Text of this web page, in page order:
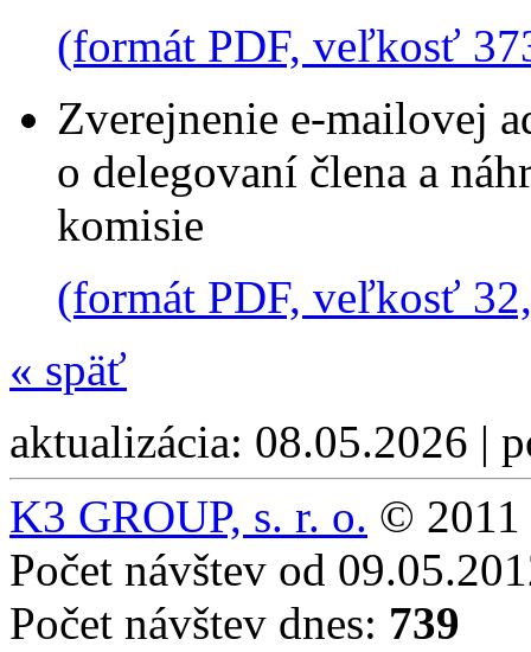
(formát PDF, veľkosť
Zverejnenie e-mailovej
o delegovaní člena a
komisie
(formát PDF, veľkosť
« späť
aktualizácia: 08.05.2026 |
K3 GROUP, s. r. o. © 2011
Počet návštev od
Počet návštev dnes: 739